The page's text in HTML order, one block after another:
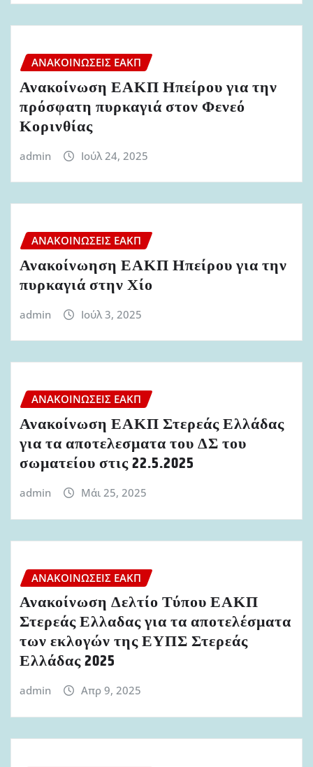
ΑΝΑΚΟΙΝΏΣΕΙΣ ΕΑΚΠ
Ανακοίνωση ΕΑΚΠ Ηπείρου για την
πρόσφατη πυρκαγιά στον Φενεό
Κορινθίας
admin Ιούλ 24, 2025
ΑΝΑΚΟΙΝΏΣΕΙΣ ΕΑΚΠ
Ανακοίνωηση ΕΑΚΠ Ηπείρου για την
πυρκαγιά στην Χίο
admin Ιούλ 3, 2025
ΑΝΑΚΟΙΝΏΣΕΙΣ ΕΑΚΠ
Ανακοίνωση ΕΑΚΠ Στερεάς Ελλάδας
για τα αποτελεσματα του ΔΣ του
σωματείου στις 22.5.2025
admin Μάι 25, 2025
ΑΝΑΚΟΙΝΏΣΕΙΣ ΕΑΚΠ
Ανακοίνωση Δελτίο Τύπου ΕΑΚΠ
Στερεάς Ελλαδας για τα αποτελέσματα
των εκλογών της ΕΥΠΣ Στερεάς
Ελλάδας 2025
admin Απρ 9, 2025